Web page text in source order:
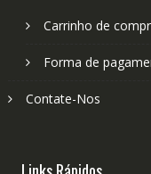
Carrinho de
Forma de
Contate-Nos